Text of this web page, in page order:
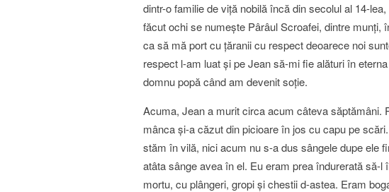
dintr-o familie de viţă nobilă încă din secolul al 14-
făcut ochi se numeşte Pârâul Scroafei, dintre munţi,
ca să mă port cu ţăranii cu respect deoarece noi
respect l-am luat şi pe Jean să-mi fie alături în
domnu popă când am devenit soţie.
Acuma, Jean a murit circa acum câteva săptămâni.
mânca şi-a căzut din picioare în jos cu capu pe
stăm în vilă, nici acum nu s-a dus sângele dupe ele
atâta sânge avea în el. Eu eram prea îndurerată să-
mortu, cu plângeri, gropi şi chestii d-astea. Eram